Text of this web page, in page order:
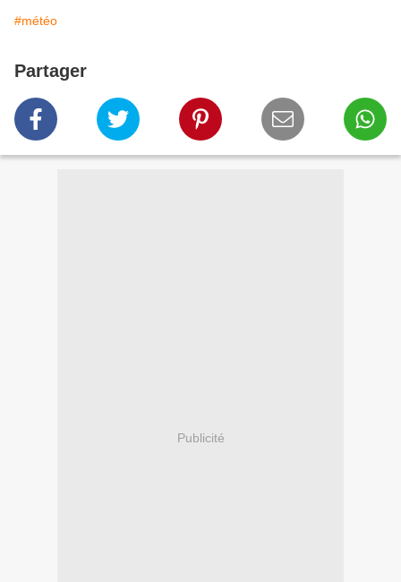
#météo
Partager
Publicité